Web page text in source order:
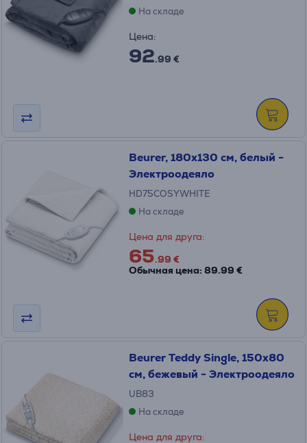
На складе
Цена:
92.99 €
Beurer, 180x130 см, белый -
Электроодеяло
HD75COSYWHITE
На складе
Цена для друга:
65.99 €
Обычная цена: 89.99 €
Beurer Teddy Single, 150x80
см, бежевый - Электроодеяло
UB83
На складе
Цена для друга: